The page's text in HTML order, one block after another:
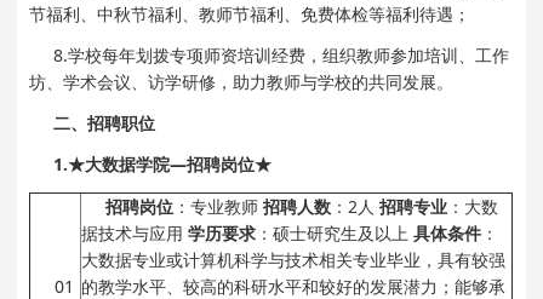
节福利、中秋节福利、教师节福利、免费体检等福利待遇；
8.学校每年划拨专项师资培训经费，组织教师参加培训、工作
坊、学术会议、访学研修，助力教师与学校的共同发展。
二、招聘职位
1.★大数据学院—招聘岗位★
01
招聘岗位 ：专业教师 招聘人数 ：2人 招聘专业 ：大数
据技术与应用 学历要求 ：硕士研究生及以上 具体条件 ：
大数据专业或计算机科学与技术相关专业毕业，具有较强
的教学水平、较高的科研水平和较好的发展潜力；能够承